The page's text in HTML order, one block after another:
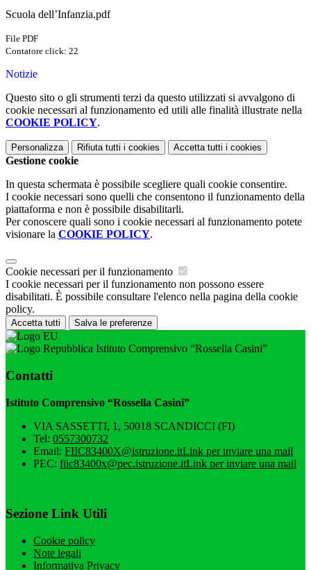
Scuola dell’Infanzia.pdf
File PDF
Contatore click: 22
Notizie
Questo sito o gli strumenti terzi da questo utilizzati si avvalgono di
cookie necessari al funzionamento ed utili alle finalità illustrate nella
COOKIE POLICY.
Personalizza Rifiuta tutti i cookies Accetta tutti i cookies
Gestione cookie
In questa schermata è possibile scegliere quali cookie consentire.
I cookie necessari sono quelli che consentono il funzionamento della
piattaforma e non è possibile disabilitarli.
Per conoscere quali sono i cookie necessari al funzionamento potete
visionare la COOKIE POLICY.
Cookie necessari per il funzionamento
I cookie necessari per il funzionamento non possono essere
disabilitati. È possibile consultare l'elenco nella pagina della cookie
policy.
Accetta tutti Salva le preferenze
Istituto Comprensivo “Rossella Casini”
Contatti
Istituto Comprensivo “Rossella Casini”
VIA SASSETTI, 1, 50018 SCANDICCI (FI)
Tel: 0557300732
Email: FIIC83400X@istruzione.itLink per inviare una mail
PEC: fiic83400x@pec.istruzione.itLink per inviare una mail
Sezione Link Utili
Cookie policy
Note legali
Informativa Privacy